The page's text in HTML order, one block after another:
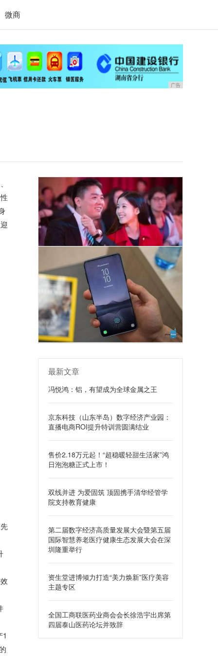
微商
广告
1
最新文章
冯悦鸿：铝，有望成为全球金属之王
京东科技（山东半岛）数字经济产业园：
直播电商ROI提升特训营圆满结业
售价2.18万元起！“超稳暖轻甜生活家”鸿
日泡泡糖正式上市！
双线并进 为爱固筑 顶固携手清华经管学
院支持教育健康
第二届数字经济高质量发展大会暨第五届
国际智慧养老医疗健康生态发展大会在深
圳隆重举行
资生堂进博倾力打造“美力焕新”医疗美容
主题专区
全国工商联医药业商会会长徐浩宇出席第
四届泰山医药论坛并致辞